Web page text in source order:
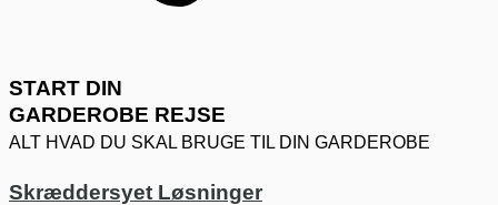
START DIN
GARDEROBE REJSE
ALT HVAD DU SKAL BRUGE TIL DIN GARDEROBE
Skræddersyet Løsninger